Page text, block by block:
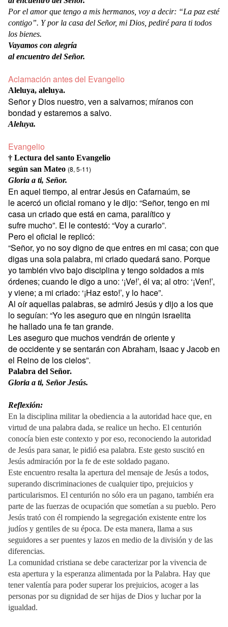
Por el amor que tengo a mis hermanos, voy a decir: “La paz esté
contigo”. Y por la casa del Señor, mi Dios, pediré para ti todos
los bienes.
Vayamos con alegría
al encuentro del Señor.
Aclamación antes del Evangelio
Aleluya, aleluya.
Señor y Dios nuestro, ven a salvarnos; míranos con
bondad y estaremos a salvo.
Aleluya.
Evangelio
† Lectura del santo Evangelio
según san Mateo (8, 5-11)
Gloria a ti, Señor.
En aquel tiempo, al entrar Jesús en Cafarnaúm, se
le acercó un oficial romano y le dijo: “Señor, tengo en mi
casa un criado que está en cama, paralítico y
sufre mucho”. El le contestó: “Voy a curarlo”.
Pero el oficial le replicó:
“Señor, yo no soy digno de que entres en mi casa; con que
digas una sola palabra, mi criado quedará sano. Porque
yo también vivo bajo disciplina y tengo soldados a mis
órdenes; cuando le digo a uno: ‘¡Ve!’, él va; al otro: ‘¡Ven!’,
y viene; a mi criado: ‘¡Haz esto!’, y lo hace”.
Al oír aquellas palabras, se admiró Jesús y dijo a los que
lo seguían: “Yo les aseguro que en ningún israelita
he hallado una fe tan grande.
Les aseguro que muchos vendrán de oriente y
de occidente y se sentarán con Abraham, Isaac y Jacob en
el Reino de los cielos”.
Palabra del Señor.
Gloria a ti, Señor Jesús.
Reflexión:
En la disciplina militar la obediencia a la autoridad hace que, en
virtud de una palabra dada, se realice un hecho. El centurión
conocía bien este contexto y por eso, reconociendo la autoridad
de Jesús para sanar, le pidió esa palabra. Este gesto suscitó en
Jesús admiración por la fe de este soldado pagano.
Este encuentro resalta la apertura del mensaje de Jesús a todos,
superando discriminaciones de cualquier tipo, prejuicios y
particularismos. El centurión no sólo era un pagano, también era
parte de las fuerzas de ocupación que sometían a su pueblo. Pero
Jesús trató con él rompiendo la segregación existente entre los
judíos y gentiles de su época. De esta manera, llama a sus
seguidores a ser puentes y lazos en medio de la división y de las
diferencias.
La comunidad cristiana se debe caracterizar por la vivencia de
esta apertura y la esperanza alimentada por la Palabra. Hay que
tener valentía para poder superar los prejuicios, acoger a las
personas por su dignidad de ser hijas de Dios y luchar por la
igualdad.